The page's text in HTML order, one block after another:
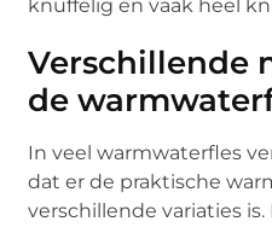
knuffelig en vaak heel
Verschillende
de
In veel warmwaterfles
dat er de praktische
verschillende variaties